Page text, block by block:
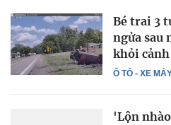
Ô TÔ - XE
Bé trai 3
ngửa sau
khỏi
'Lộn